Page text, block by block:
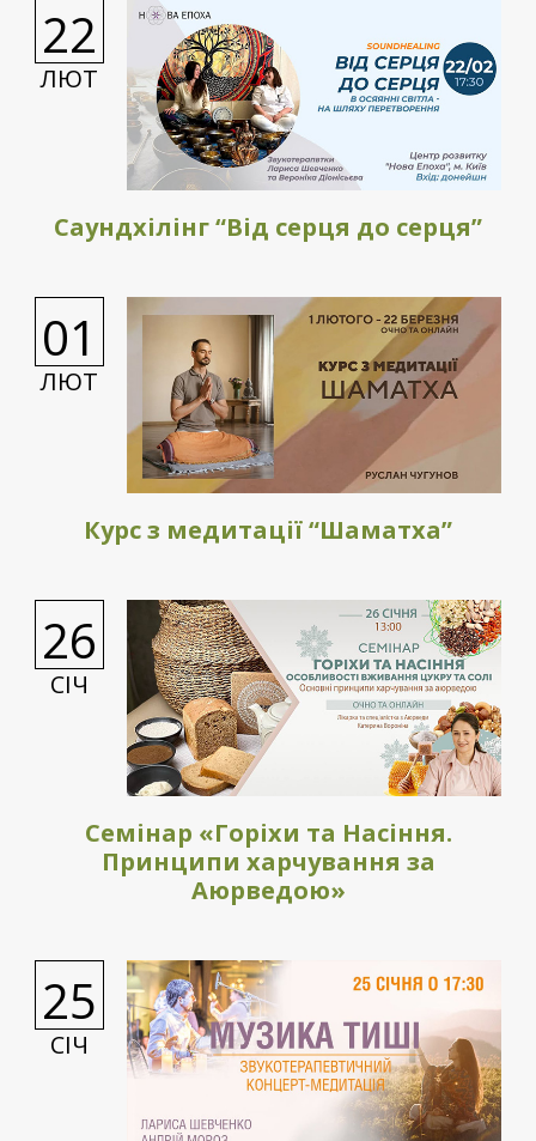
ЛЮТ
22
Саундхілінг “Від серця до серця”
ЛЮТ
01
Курс з медитації “Шаматха”
СІЧ
26
Семінар «Горіхи та Насіння.
Принципи харчування за
Аюрведою»
СІЧ
25